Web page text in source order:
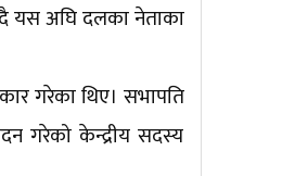
यस अघि दलका नेताका
गरेका थिए। सभापति
गरेको केन्द्रीय सदस्य